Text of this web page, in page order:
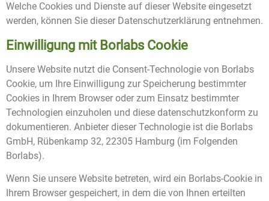
Welche Cookies und Dienste auf dieser Website eingesetzt
werden, können Sie dieser Datenschutzerklärung entnehmen.
Einwilligung mit Borlabs Cookie
Unsere Website nutzt die Consent-Technologie von Borlabs
Cookie, um Ihre Einwilligung zur Speicherung bestimmter
Cookies in Ihrem Browser oder zum Einsatz bestimmter
Technologien einzuholen und diese datenschutzkonform zu
dokumentieren. Anbieter dieser Technologie ist die Borlabs
GmbH, Rübenkamp 32, 22305 Hamburg (im Folgenden
Borlabs).
Wenn Sie unsere Website betreten, wird ein Borlabs-Cookie in
Ihrem Browser gespeichert, in dem die von Ihnen erteilten